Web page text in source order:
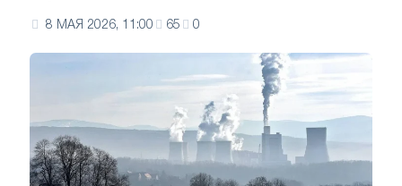
8 МАЯ 2026, 11:00 65 0